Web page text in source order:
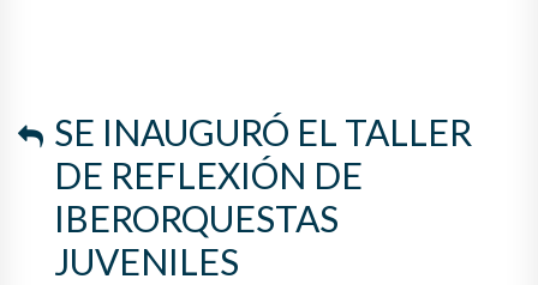
SE INAUGURÓ EL TALLER
DE REFLEXIÓN DE
IBERORQUESTAS
JUVENILES